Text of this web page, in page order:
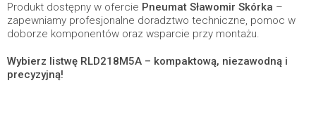
Produkt dostępny w ofercie Pneumat Sławomir Skórka –
zapewniamy profesjonalne doradztwo techniczne, pomoc w
doborze komponentów oraz wsparcie przy montażu.
Wybierz listwę RLD218M5A – kompaktową, niezawodną i
precyzyjną!